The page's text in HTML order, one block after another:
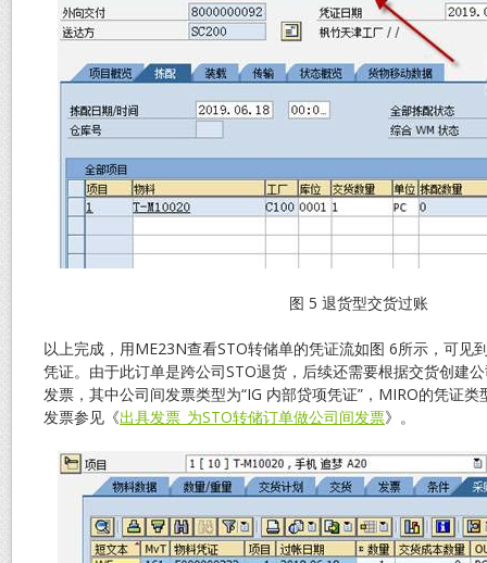
图 5 退货型交货过账
以上完成，用ME23N查看STO转储单的凭证流如图 6所示，可见
凭证。由于此订单是跨公司STO退货，后续还需要根据交货创建
发票，其中公司间发票类型为“IG 内部贷项凭证”，MIRO的凭证
发票参见《出具发票_为STO转储订单做公司间发票》。